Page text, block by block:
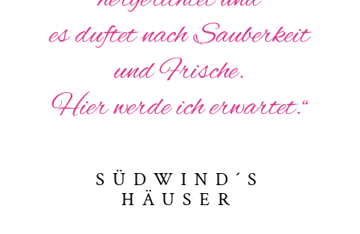
es duftet nach Sauberkeit
und Frische.
Hier werde ich erwartet.“
SÜDWIND´S
HÄUSER